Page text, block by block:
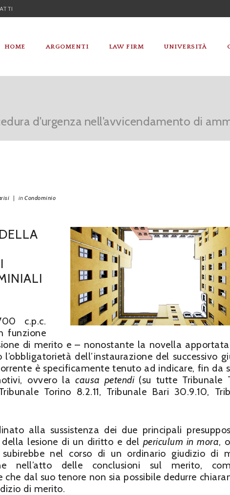
HOME ARGOMENTI LAW FIRM UNIVERSITÀ
d’urgenza nell’avvicendamento di
| in Condominio
c.p.c.
funzione
di merito e – nonostante la novella
dell’instaurazione del successivo
è specificamente tenuto ad indicare, fin da
ovvero lacausa petendi (su tutte Tribunale
Torino 8.2.11, Tribunale Bari 30.9.10,
alla sussistenza dei due principali
lesione di un diritto e del periculum in mora,
nel corso di un ordinario giudizio di
nell’atto delle conclusioni sul merito,
che dal suo tenore non sia possibile dedurre
di merito.